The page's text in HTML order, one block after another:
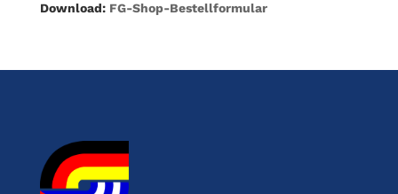
Download: FG-Shop-Bestellformular